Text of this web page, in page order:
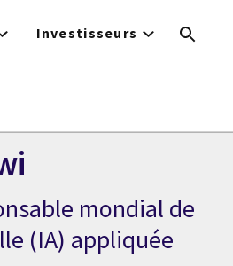
Investisseurs
mondial de
(IA) appliquée